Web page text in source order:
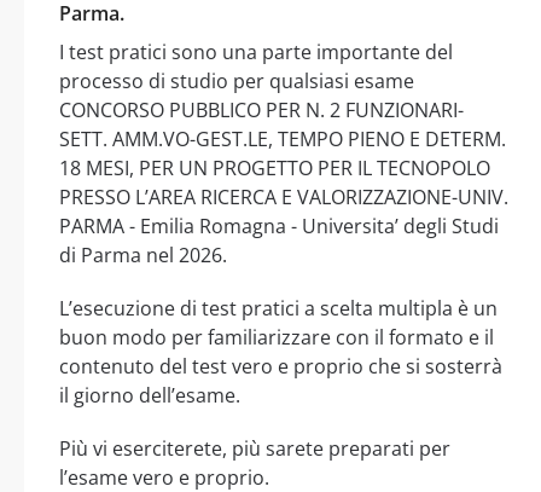
Parma.
I test pratici sono una parte importante del
processo di studio per qualsiasi esame
CONCORSO PUBBLICO PER N. 2 FUNZIONARI-
SETT. AMM.VO-GEST.LE, TEMPO PIENO E DETERM.
18 MESI, PER UN PROGETTO PER IL TECNOPOLO
PRESSO L’AREA RICERCA E VALORIZZAZIONE-UNIV.
PARMA - Emilia Romagna - Universita’ degli Studi
di Parma nel 2026.
L’esecuzione di test pratici a scelta multipla è un
buon modo per familiarizzare con il formato e il
contenuto del test vero e proprio che si sosterrà
il giorno dell’esame.
Più vi eserciterete, più sarete preparati per
l’esame vero e proprio.